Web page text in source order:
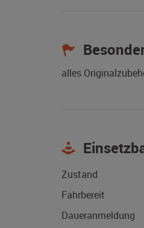
alles
Zustand
Fahrbereit
Daueranmeldung